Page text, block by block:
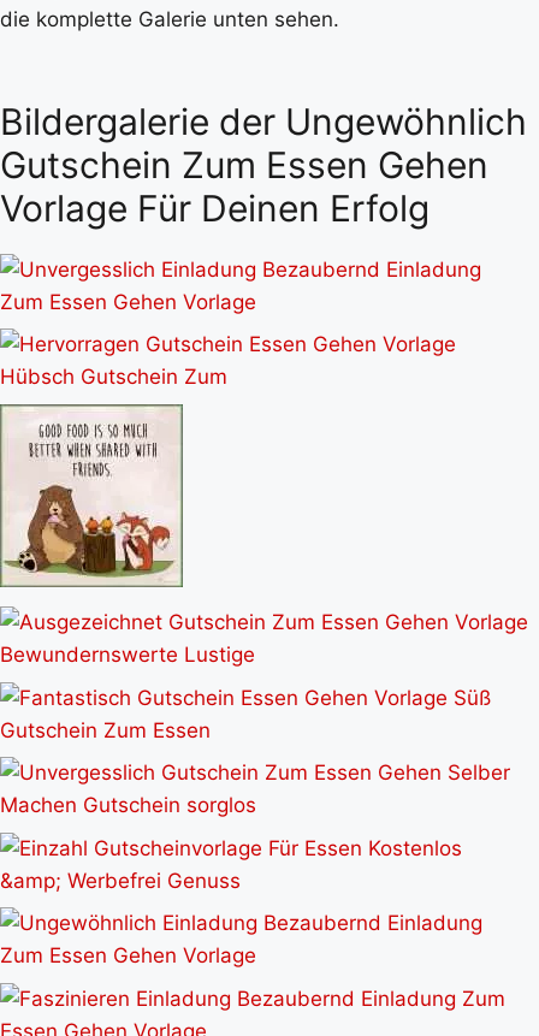
die komplette Galerie unten sehen.
Bildergalerie der Ungewöhnlich
Gutschein Zum Essen Gehen
Vorlage Für Deinen Erfolg